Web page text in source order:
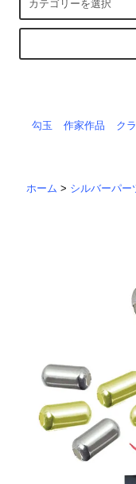
勾玉 作家作品 ク
ホーム > シルバーパー